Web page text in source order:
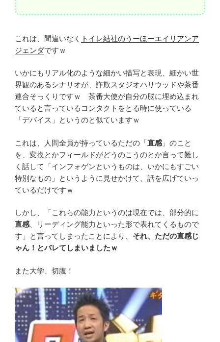
これは、間違いなく トイレ結社のうーほーエイリアンア
ジェンダですｗ
いかにもリアル化のような細かい描写と表現、細かい世
界観のあるシナリオが、詐欺スタジオハリウッドや茶番
連合そっくりですｗ 茶番大使が自分の脳に埋め込まれ
ていると言っているコンタクトをとる時に使っている
「デバイス」というのと似ていますｗ
これは、人間全員が持っているただの「直感 」のこと
を、変換とかフィールドがどうのこうのとか言って難し
く話して「インフォゲンというものは、いかにもすごい
特別なもの」というように見せかけて、話を広げていっ
ているだけですｗ
しかし、「これらの能力というのは現在では、部分的に
直感 、リーディング能力といった形で表れてくるもので
す」と言ってしまったことにより、 それ、ただの直感じ
ゃん！とバレてしまいましたｗ
また大学、切腹！